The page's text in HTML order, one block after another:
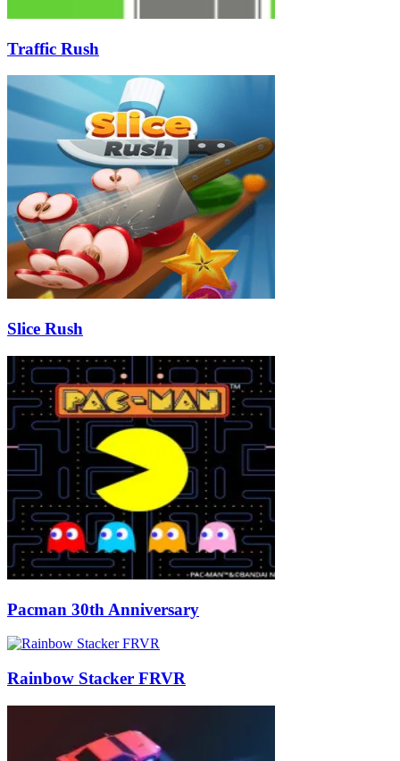
Traffic Rush
Slice Rush
Pacman 30th Anniversary
Rainbow Stacker FRVR